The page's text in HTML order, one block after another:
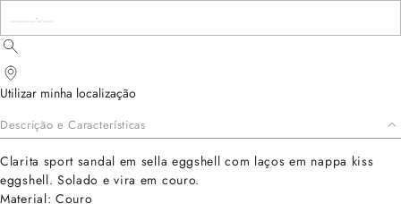
Utilizar minha localização
Descrição e Características
Clarita sport sandal em sella eggshell com laços em nappa kiss
eggshell. Solado e vira em couro.
Material: Couro